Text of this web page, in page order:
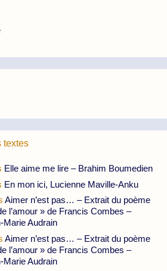
textes
Elle aime me lire – Brahim Boumedien
En mon ici, Lucienne Maville-Anku
Aimer n’est pas… – Extrait du poème
l’amour » de Francis Combes –
Marie Audrain
Aimer n’est pas… – Extrait du poème
l’amour » de Francis Combes –
Marie Audrain